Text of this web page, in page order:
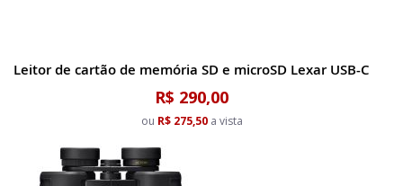
Leitor de cartão de memória SD e microSD Lexar USB-C
R$ 290,00
ou R$ 275,50a vista